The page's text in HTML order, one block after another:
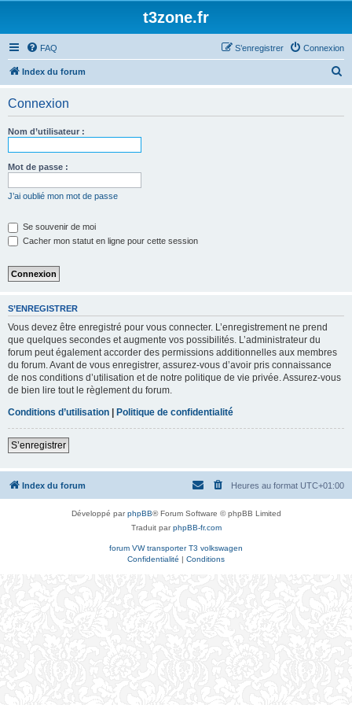
t3zone.fr
FAQ Connexion
S’enregistrer
Index du forum
Connexion
Nom d’utilisateur :
Mot de passe :
J’ai oublié mon mot de passe
Se souvenir de moi
Cacher mon statut en ligne pour cette session
S’ENREGISTRER
Vous devez être enregistré pour vous connecter. L’enregistrement ne prend
que quelques secondes et augmente vos possibilités. L’administrateur du
forum peut également accorder des permissions additionnelles aux membres
du forum. Avant de vous enregistrer, assurez-vous d’avoir pris connaissance
de nos conditions d’utilisation et de notre politique de vie privée. Assurez-vous
de bien lire tout le règlement du forum.
Conditions d’utilisation | Politique de confidentialité
S’enregistrer
Index du forum Heures au format UTC+01:00
Développé parphpBB® Forum Software © phpBB Limited
Traduit parphpBB-fr.com
forum VW transporter T3 volkswagen
Confidentialité | Conditions